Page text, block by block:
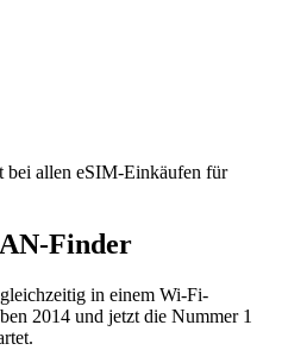
bei allen eSIM-Einkäufen für
Finder
in einem Wi-Fi-
2014 und jetzt die Nummer 1